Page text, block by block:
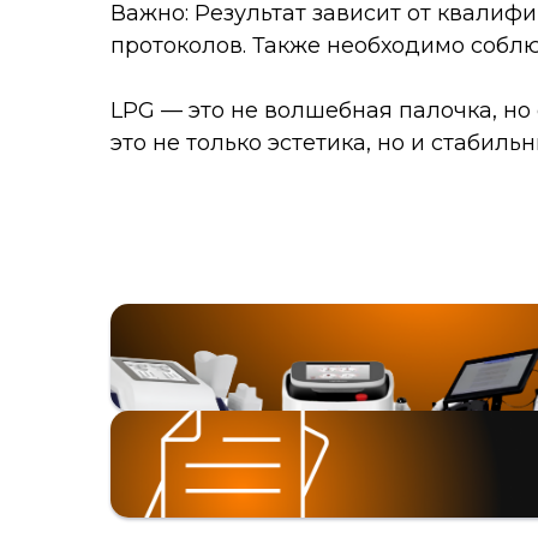
Важно: Результат зависит от
протоколов. Также необходимо
LPG — это не волшебная палочка,
это не только эстетика, но и